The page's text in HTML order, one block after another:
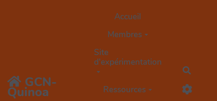
GCN-
Quinoa
Accueil
Membres
Site
d'expérimentation
Ressources